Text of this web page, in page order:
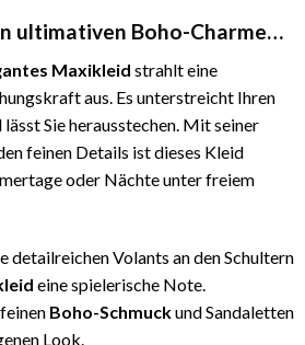
ultimativen Boho-Charme…
Maxikleid strahlt eine
aus. Es unterstreicht Ihren
Sie herausstechen. Mit seiner
feinen Details ist dieses Kleid
oder Nächte unter freiem
detailreichen Volants an den Schultern
eine spielerische Note.
Boho-Schmuckund Sandaletten
Look.